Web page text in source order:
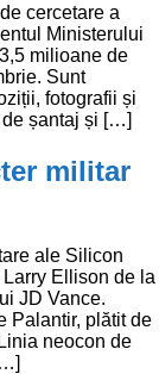
cercetare a
Ministerului
milioane de
Sunt
fotografii și
de șantaj și […]
militar
ale Silicon
Ellison de la
JD Vance.
Palantir, plătit de
neocon de